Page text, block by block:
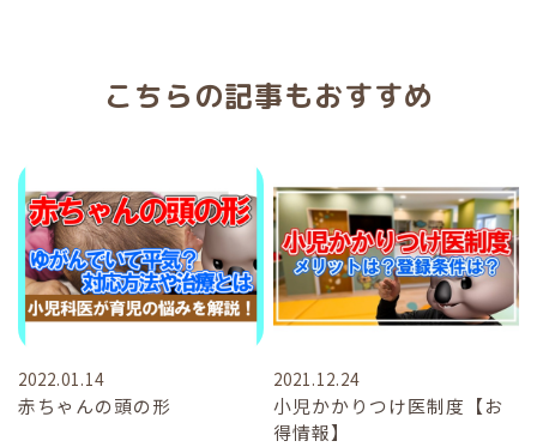
こちらの記事もおすすめ
2022.01.14
赤ちゃんの頭の形
2021.12.24
小児かかりつけ医制度【お
得情報】